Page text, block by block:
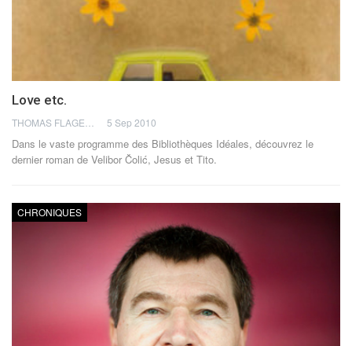
Love etc.
5 Sep 2010
Dans le vaste programme des Bibliothèques Idéales, découvrez le
dernier roman de Velibor Čolić, Jesus et Tito.
CHRONIQUES